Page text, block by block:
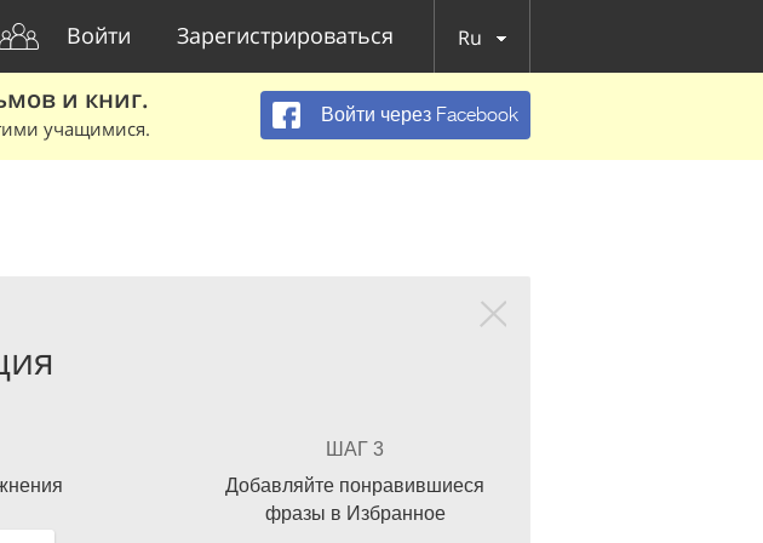
Войти Зарегистрироваться Ru
и книг.
учащимися.
Войти через Facebook
ШАГ 3
Добавляйте понравившиеся
фразы в Избранное